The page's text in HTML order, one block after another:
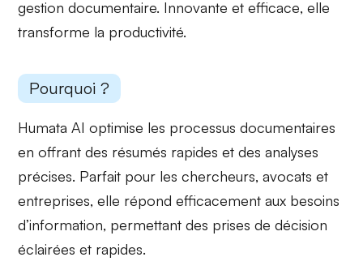
gestion documentaire. Innovante et efficace, elle
transforme la productivité.
Pourquoi ?
Humata AI optimise les processus documentaires
en offrant des résumés rapides et desanalyses
précises. Parfait pour les chercheurs, avocats et
entreprises, elle répond efficacement aux besoins
d’information, permettant des prises de décision
éclairées et rapides.